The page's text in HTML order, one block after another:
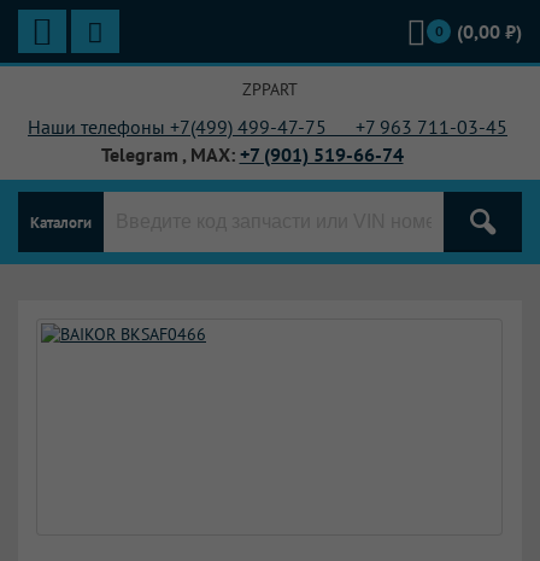
0 (0,00 ₽)
ZPPART
Наши телефоны +7(499) 499-47-75 +7 963 711-03-45
Telegram , MAX: +7 (901) 519-66-74
Каталоги